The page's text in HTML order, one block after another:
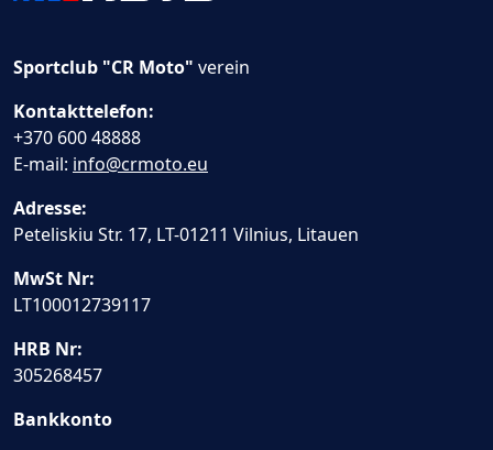
Sportclub "CR Moto" verein
Kontakttelefon:
+370 600 48888
E-mail: info@crmoto.eu
Adresse:
Peteliskiu Str. 17, LT-01211 Vilnius, Litauen
MwSt Nr:
LT100012739117
HRB Nr:
305268457
Bankkonto